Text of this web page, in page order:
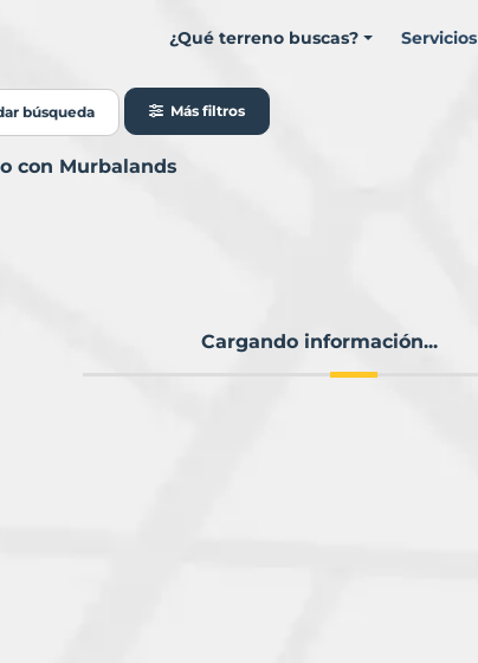
¿Qué terreno buscas? Servicios
búsqueda Más filtros
con Murbalands
Cargando información...